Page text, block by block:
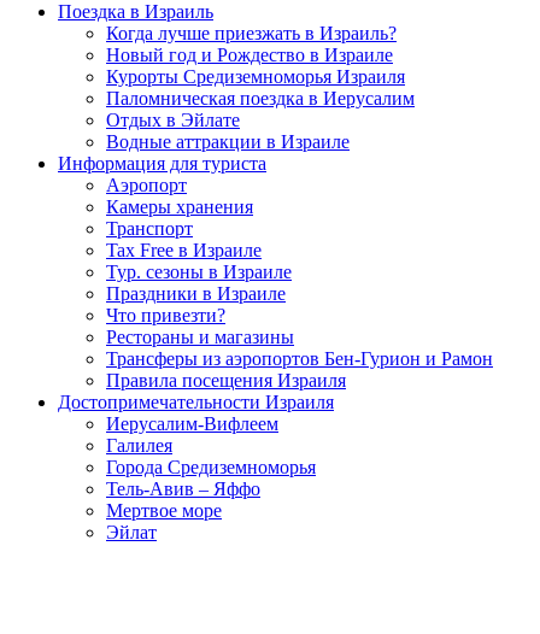
Поездка в Израиль
Когда лучше приезжать в Израиль?
Новый год и Рождество в Израиле
Курорты Средиземноморья Израиля
Паломническая поездка в Иерусалим
Отдых в Эйлате
Водные аттракции в Израиле
Информация для туриста
Аэропорт
Камеры хранения
Транспорт
Tax Free в Израиле
Тур. сезоны в Израиле
Праздники в Израиле
Что привезти?
Рестораны и магазины
Трансферы из аэропортов Бен-Гурион и Рамон
Правила посещения Израиля
Достопримечательности Израиля
Иерусалим-Вифлеем
Галилея
Города Средиземноморья
Тель-Авив – Яффо
Мертвое море
Эйлат